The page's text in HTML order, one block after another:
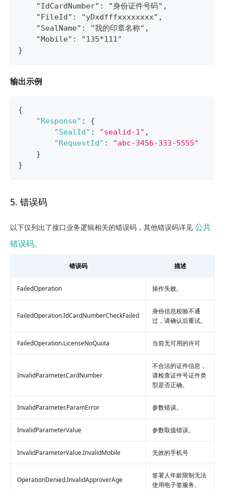
    "IdCardNumber": "身份证件号码",
    "FileId": "yDxdfffxxxxxxxx",
    "SealName": "我的印章名称",
    "Mobile": "135*111"
}
输出示例
{
"Response" :
{
"SealId" : "sealid-1" ,
"RequestId" :
"abc-3456-333-5555"
}
}
5. 错误码
以下仅列出了接口业务逻辑相关的错误码，其他错误码详见 公共
错误码。
错误码 描述
FailedOperation 操作失败。
FailedOperation.IdCardNumberCheckFailed
身份信息校验不通
过，请确认后重试。
FailedOperation.LicenseNoQuota 当前无可用的许可
InvalidParameter.CardNumber
不合法的证件信息，
请检查证件号证件类
型是否正确。
InvalidParameter.ParamError 参数错误。
InvalidParameterValue 参数取值错误。
InvalidParameterValue.InvalidMobile 无效的手机号
OperationDenied.InvalidApproverAge
签署人年龄限制无法
使用电子签服务。